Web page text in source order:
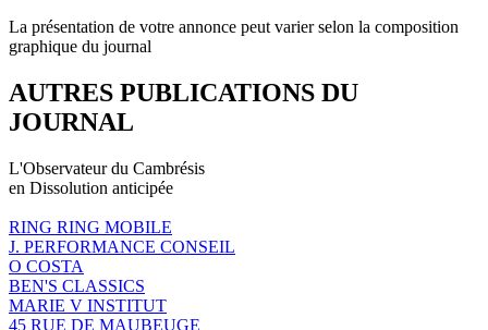
La présentation de votre annonce peut varier selon la composition
graphique du journal
AUTRES PUBLICATIONS DU
JOURNAL
L'Observateur du Cambrésis
en Dissolution anticipée
RING RING MOBILE
J. PERFORMANCE CONSEIL
O COSTA
BEN'S CLASSICS
MARIE V INSTITUT
45 RUE DE MAUBEUGE